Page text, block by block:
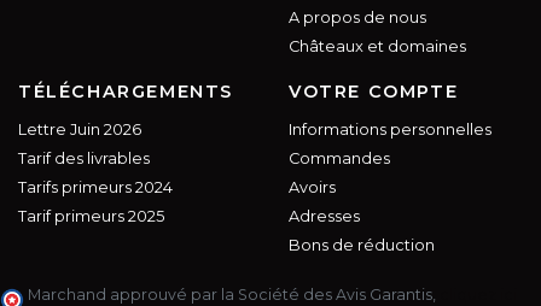
A propos de nous
Châteaux et domaines
TÉLÉCHARGEMENTS
Lettre Juin 2026
Tarif des livrables
Tarifs primeurs 2024
Tarif primeurs 2025
VOTRE COMPTE
Informations personnelles
Commandes
Avoirs
Adresses
Bons de réduction
Marchand approuvé par la Société des Avis Garantis,